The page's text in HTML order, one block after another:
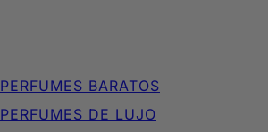
PERFUMES BARATOS
PERFUMES DE LUJO